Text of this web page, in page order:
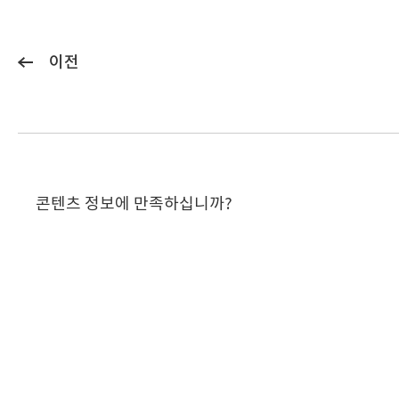
이전
콘텐츠 정보에 만족하십니까?